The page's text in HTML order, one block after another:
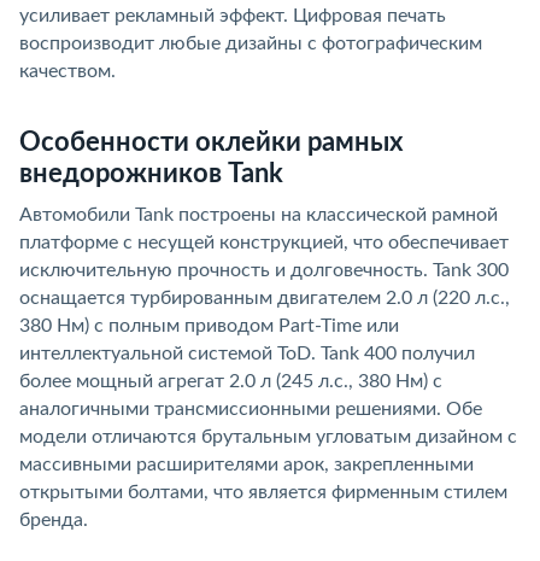
усиливает рекламный эффект. Цифровая печать
воспроизводит любые дизайны с фотографическим
качеством.
Особенности оклейки рамных
внедорожников Tank
Автомобили Tank построены на классической рамной
платформе с несущей конструкцией, что обеспечивает
исключительную прочность и долговечность. Tank 300
оснащается турбированным двигателем 2.0 л (220 л.с.,
380 Нм) с полным приводом Part-Time или
интеллектуальной системой ToD. Tank 400 получил
более мощный агрегат 2.0 л (245 л.с., 380 Нм) с
аналогичными трансмиссионными решениями. Обе
модели отличаются брутальным угловатым дизайном с
массивными расширителями арок, закрепленными
открытыми болтами, что является фирменным стилем
бренда.